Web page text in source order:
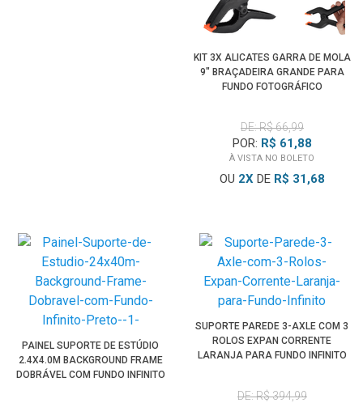
KIT 3X ALICATES GARRA DE MOLA
9" BRAÇADEIRA GRANDE PARA
FUNDO FOTOGRÁFICO
DE: R$ 66,99
POR: R$ 61,88
À VISTA NO BOLETO
OU 2XDE R$ 31,68
PAINEL SUPORTE DE ESTÚDIO
2.4X4.0M BACKGROUND FRAME
DOBRÁVEL COM FUNDO INFINITO
SUPORTE PAREDE 3-AXLE COM 3
ROLOS EXPAN CORRENTE
LARANJA PARA FUNDO INFINITO
DE: R$ 394,99